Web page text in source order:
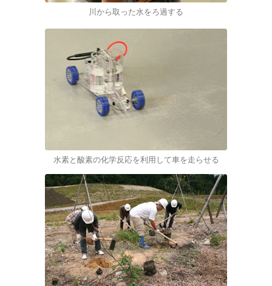
川から取った水をろ過する
水素と酸素の化学反応を利用して車を走らせる